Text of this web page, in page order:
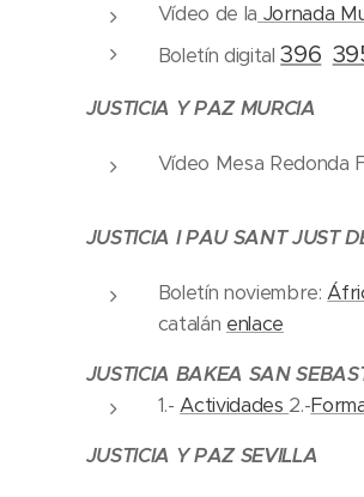
Vídeo de la Jornada
Boletín digital396
JUSTICIA Y PAZ MURCIA
Vídeo Mesa Redonda
JUSTICIA I PAU SANT JUST
Boletín noviembre:
catalán enlace
JUSTICIA BAKEA SAN
1.-Actividades 2.-
JUSTICIA Y PAZ SEVILLA